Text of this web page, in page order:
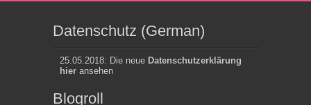
Datenschutz (German)
25.05.2018: Die neue Datenschutzerklärung
hieransehen
Blogroll